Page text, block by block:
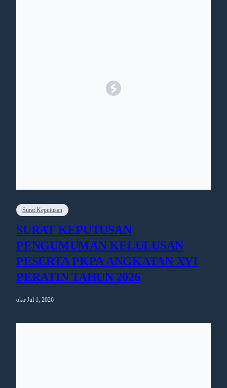
Surat Keputusan
SURAT KEPUTUSAN
PENGUMUMAN KELULUSAN
PESERTA PKPA ANGKATAN XVI
PERATIN TAHUN 2026
oka·Jul 1, 2026